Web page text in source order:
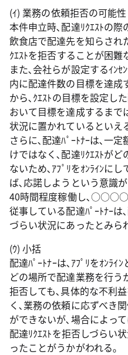
(ｲ) 業務の依頼拒否の可能性
本件申立時､配達ﾘｸｴｽﾄの
飲食店で配達先を知らされ
ｸｴｽﾄを拒否することが困
また､会社らが設定するｲﾝｾ
内に配達件数の目標を達成
から､ｸｴｽﾄの目標を設定し
おいて目標を達成するまで
状況に置かれているといえ
さらに､配達ﾊﾟｰﾄﾅｰは､一
けではなく､配達ﾘｸｴｽﾄが
ないため､ｱﾌﾟﾘをｵﾝﾗｲﾝに
ば､応諾しようという意識
40時間程度稼働し､
従事している配達ﾊﾟｰﾄﾅｰは
づらい状況にあったとみら
(ｳ) 小括
配達ﾊﾟｰﾄﾅｰは､ｱﾌﾟﾘをｵﾝﾗｲ
どの場所で配達業務を行う
拒否しても､具体的な不利
く､業務の依頼に応ずべき
ができないが､場合によっ
配達ﾘｸｴｽﾄを拒否しづらい
ったことがうかがわれる｡